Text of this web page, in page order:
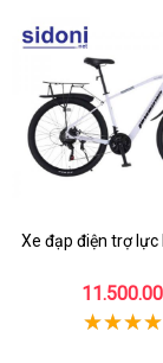
Xe đạp điện trợ lực